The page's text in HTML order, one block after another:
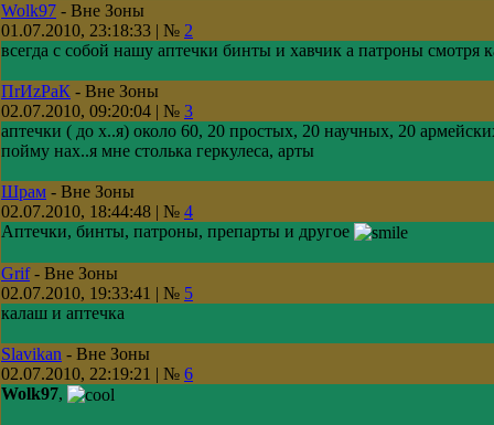
Wolk97 - Вне Зоны
01.07.2010, 23:18:33 | № 2
всегда с собой нашу аптечки бинты и хавчик а патроны смотря
ПrИzРaК - Вне Зоны
02.07.2010, 09:20:04 | № 3
аптечки ( до х..я) около 60, 20 простых, 20 научных, 20
пойму нах..я мне столька геркулеса, арты
Шрам - Вне Зоны
02.07.2010, 18:44:48 | № 4
Аптечки, бинты, патроны, препарты и другое
Grif- Вне Зоны
02.07.2010, 19:33:41 | № 5
калаш и аптечка
Slavikan - Вне Зоны
02.07.2010, 22:19:21 | № 6
Wolk97,